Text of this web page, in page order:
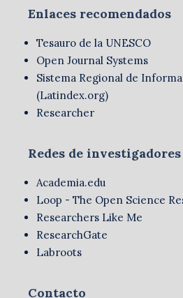
Enlaces recomendados
Tesauro de la UNESCO
Open Journal Systems
Sistema Regional de
(Latindex.org)
Researcher
Redes de investigadores
Academia.edu
Loop - The Open Science
Researchers Like Me
ResearchGate
Labroots
Contacto